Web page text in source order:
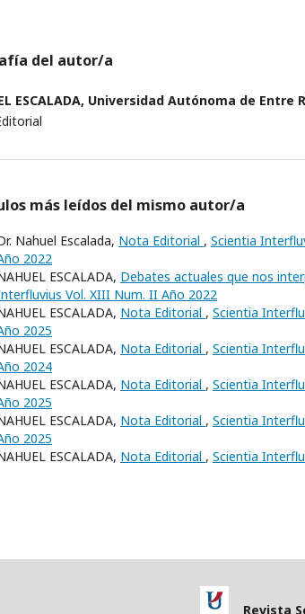
del autor/a
ESCALADA, Universidad Autónoma de Entre
más leídos del mismo autor/a
Nahuel Escalada, Nota Editorial , Scientia
2022
ESCALADA, Debates actuales que nos
Vol. XIII Num. II Año 2022
ESCALADA, Nota Editorial , Scientia
2025
ESCALADA, Nota Editorial , Scientia
2024
ESCALADA, Nota Editorial , Scientia
2025
ESCALADA, Nota Editorial , Scientia
2025
ESCALADA, Nota Editorial , Scientia
Revista